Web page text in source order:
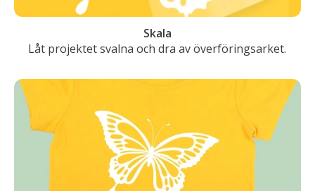
Skala
Låt projektet svalna och dra av överföringsarket.